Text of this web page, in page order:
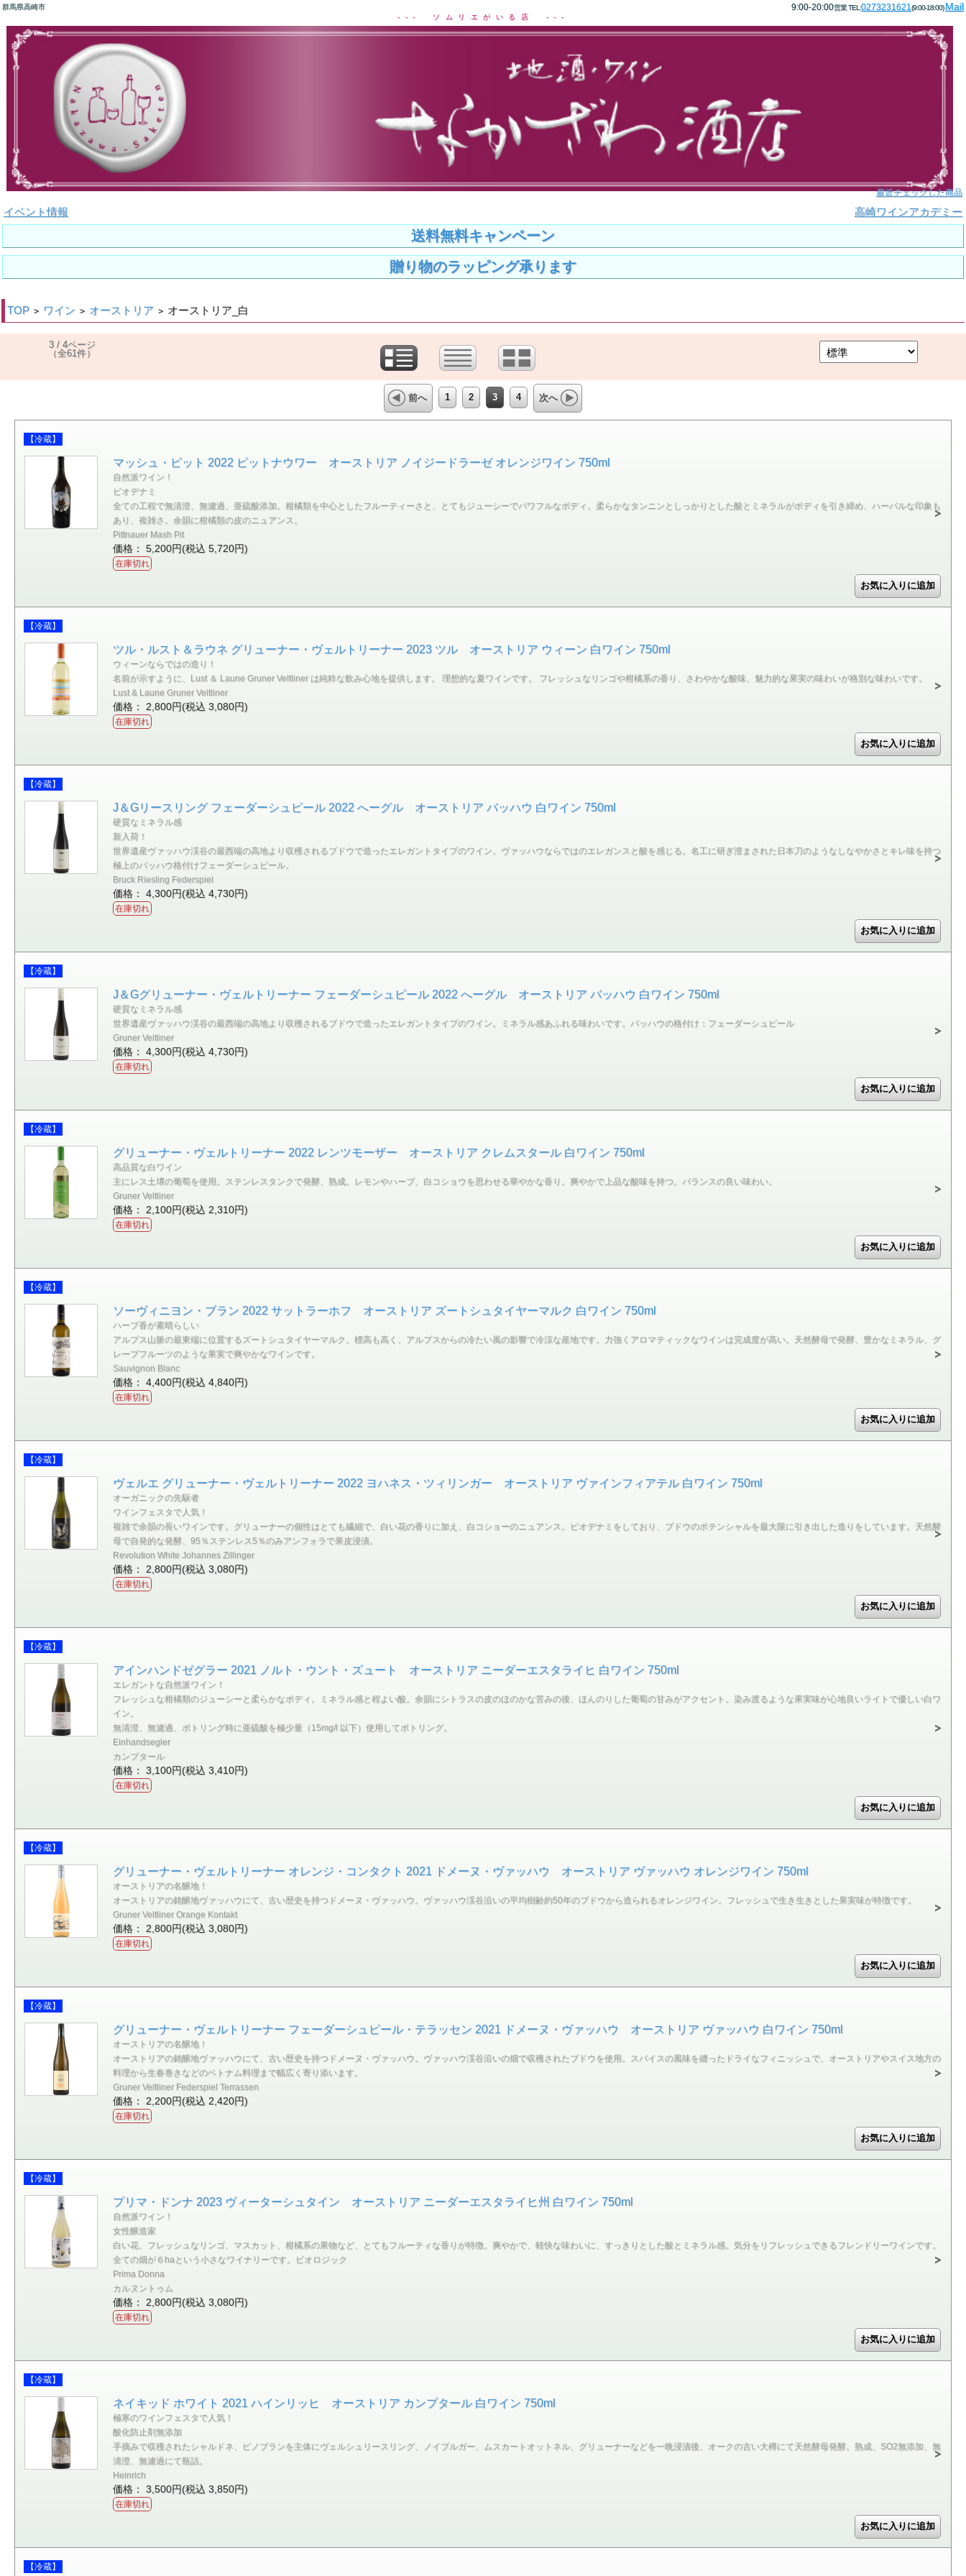
群馬県高崎市 9:00-20:00営業 TEL:0273231621(9:00-18:00)Mail
--- ソムリエがいる店 ---
最近チェックした商品
イベント情報 高崎ワインアカデミー
送料無料キャンペーン
贈り物のラッピング承ります
TOP > ワイン > オーストリア > オーストリア_白
3 / 4ページ
（全61件）
前へ 1 2 3 4 次へ
【冷蔵】
マッシュ・ピット 2022 ピットナウワー オーストリア ノイジードラーゼ オレンジワイン 750ml
自然派ワイン！
ビオデナミ
全ての工程で無清澄、無濾過、亜硫酸添加。柑橘類を中心としたフルーティーさと、とてもジューシーでパワフルなボディ。柔らかなタンニンとしっかりとした酸とミネラルがボディを引き締め、ハーバルな印象も
あり、複雑さ。余韻に柑橘類の皮のニュアンス。
Pittnauer Mash Pit
価格： 5,200円(税込 5,720円)
在庫切れ
【冷蔵】
ツル・ルスト＆ラウネ グリューナー・ヴェルトリーナー 2023 ツル オーストリア ウィーン 白ワイン 750ml
ウィーンならではの造り！
名前が示すように、Lust ＆ Laune Gruner Veltliner は純粋な飲み心地を提供します。 理想的な夏ワインです。 フレッシュなリンゴや柑橘系の香り、さわやかな酸味、魅力的な果実の味わいが格別な味わいです。
Lust & Laune Gruner Veltliner
価格： 2,800円(税込 3,080円)
在庫切れ
【冷蔵】
J＆Gリースリング フェーダーシュピール 2022 へーグル オーストリア バッハウ 白ワイン 750ml
硬質なミネラル感
新入荷！
世界遺産ヴァッハウ渓谷の最西端の高地より収穫されるブドウで造ったエレガントタイプのワイン。ヴァッハウならではのエレガンスと酸を感じる。名工に研ぎ澄まされた日本刀のようなしなやかさとキレ味を持つ
極上のバッハウ格付けフェーダーシュピール。
Bruck Riesling Federspiel
価格： 4,300円(税込 4,730円)
在庫切れ
【冷蔵】
J＆Gグリューナー・ヴェルトリーナー フェーダーシュピール 2022 へーグル オーストリア バッハウ 白ワイン 750ml
硬質なミネラル感
世界遺産ヴァッハウ渓谷の最西端の高地より収穫されるブドウで造ったエレガントタイプのワイン。ミネラル感あふれる味わいです。バッハウの格付け：フェーダーシュピール
Gruner Veltliner
価格： 4,300円(税込 4,730円)
在庫切れ
【冷蔵】
グリューナー・ヴェルトリーナー 2022 レンツモーザー オーストリア クレムスタール 白ワイン 750ml
高品質な白ワイン
主にレス土壌の葡萄を使用。ステンレスタンクで発酵、熟成。レモンやハーブ、白コショウを思わせる華やかな香り。爽やかで上品な酸味を持つ。バランスの良い味わい。
Gruner Veltliner
価格： 2,100円(税込 2,310円)
在庫切れ
【冷蔵】
ソーヴィニヨン・ブラン 2022 サットラーホフ オーストリア ズートシュタイヤーマルク 白ワイン 750ml
ハーブ香が素晴らしい
アルプス山脈の最東端に位置するズートシュタイヤーマルク。標高も高く、アルプスからの冷たい風の影響で冷涼な産地です。力強くアロマティックなワインは完成度が高い。天然酵母で発酵、豊かなミネラル、グ
レープフルーツのような果実で爽やかなワインです。
Sauvignon Blanc
価格： 4,400円(税込 4,840円)
在庫切れ
【冷蔵】
ヴェルエ グリューナー・ヴェルトリーナー 2022 ヨハネス・ツィリンガー オーストリア ヴァインフィアテル 白ワイン 750ml
オーガニックの先駆者
ワインフェスタで人気！
複雑で余韻の長いワインです。グリューナーの個性はとても繊細で、白い花の香りに加え、白コショーのニュアンス。ビオデナミをしており、ブドウのポテンシャルを最大限に引き出した造りをしています。天然酵
母で自発的な発酵、95％ステンレス5％のみアンフォラで果皮浸漬。
Revolution White Johannes Zillinger
価格： 2,800円(税込 3,080円)
在庫切れ
【冷蔵】
アインハンドゼグラー 2021 ノルト・ウント・ズュート オーストリア ニーダーエスタライヒ 白ワイン 750ml
エレガントな自然派ワイン！
フレッシュな柑橘類のジューシーと柔らかなボディ。ミネラル感と程よい酸。余韻にシトラスの皮のほのかな苦みの後、ほんのりした葡萄の甘みがアクセント。染み渡るような果実味が心地良いライトで優しい白ワ
イン。
無清澄、無濾過、ボトリング時に亜硫酸を極少量（15mg/l 以下）使用してボトリング。
Einhandsegler
カンプタール
価格： 3,100円(税込 3,410円)
在庫切れ
【冷蔵】
グリューナー・ヴェルトリーナー オレンジ・コンタクト 2021 ドメーヌ・ヴァッハウ オーストリア ヴァッハウ オレンジワイン 750ml
オーストリアの名醸地！
オーストリアの銘醸地ヴァッハウにて、古い歴史を持つドメーヌ・ヴァッハウ。ヴァッハウ渓谷沿いの平均樹齢約50年のブドウから造られるオレンジワイン。フレッシュで生き生きとした果実味が特徴です。
Gruner Veltliner Orange Kontakt
価格： 2,800円(税込 3,080円)
在庫切れ
【冷蔵】
グリューナー・ヴェルトリーナー フェーダーシュピール・テラッセン 2021 ドメーヌ・ヴァッハウ オーストリア ヴァッハウ 白ワイン 750ml
オーストリアの名醸地！
オーストリアの銘醸地ヴァッハウにて、古い歴史を持つドメーヌ・ヴァッハウ。ヴァッハウ渓谷沿いの畑で収穫されたブドウを使用。スパイスの風味を纏ったドライなフィニッシュで、オーストリアやスイス地方の
料理から生春巻きなどのベトナム料理まで幅広く寄り添います。
Gruner Veltliner Federspiel Terrassen
価格： 2,200円(税込 2,420円)
在庫切れ
【冷蔵】
プリマ・ドンナ 2023 ヴィーターシュタイン オーストリア ニーダーエスタライヒ州 白ワイン 750ml
自然派ワイン！
女性醸造家
白い花、フレッシュなリンゴ、マスカット、柑橘系の果物など、とてもフルーティな香りが特徴。爽やかで、軽快な味わいに、すっきりとした酸とミネラル感。気分をリフレッシュできるフレンドリーワインです。
全ての畑が６haという小さなワイナリーです。ビオロジック
Prima Donna
カルヌントゥム
価格： 2,800円(税込 3,080円)
在庫切れ
【冷蔵】
ネイキッド ホワイト 2021 ハインリッヒ オーストリア カンプタール 白ワイン 750ml
極寒のワインフェスタで人気！
酸化防止剤無添加
手摘みで収穫されたシャルドネ、ピノブランを主体にヴェルシュリースリング、ノイブルガー、ムスカートオットネル、グリューナーなどを一晩浸漬後、オークの古い大樽にて天然酵母発酵。熟成、SO2無添加、無
清澄、無濾過にて瓶詰。
Heinrich
価格： 3,500円(税込 3,850円)
在庫切れ
【冷蔵】